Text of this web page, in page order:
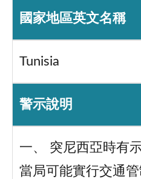
國家地區英文名稱
Tunisia
警示說明
一、 突尼西亞時有
當局可能實行交通